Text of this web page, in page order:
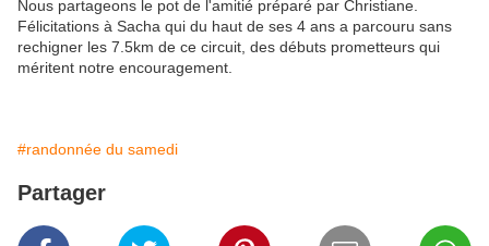
Nous partageons le pot de l'amitié préparé par Christiane.
Félicitations à Sacha qui du haut de ses 4 ans a parcouru sans
rechigner les 7.5km de ce circuit, des débuts prometteurs qui
méritent notre encouragement.
#randonnée du samedi
Partager